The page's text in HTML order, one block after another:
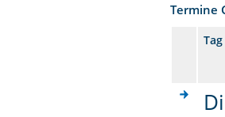
Termine
Tag